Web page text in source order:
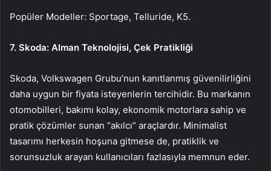
Popüler Modeller: Sportage, Telluride, K5.
7. Skoda: Alman Teknolojisi, Çek Pratikliği
Skoda, Volkswagen Grubu’nun kanıtlanmış güvenilirliğini
daha uygun bir fiyata isteyenlerin tercihidir. Bu markanın
otomobilleri, bakımı kolay, ekonomik motorlara sahip ve
pratik çözümler sunan “akılcı” araçlardır. Minimalist
tasarımı herkesin hoşuna gitmese de, pratiklik ve
sorunsuzluk arayan kullanıcıları fazlasıyla memnun eder.